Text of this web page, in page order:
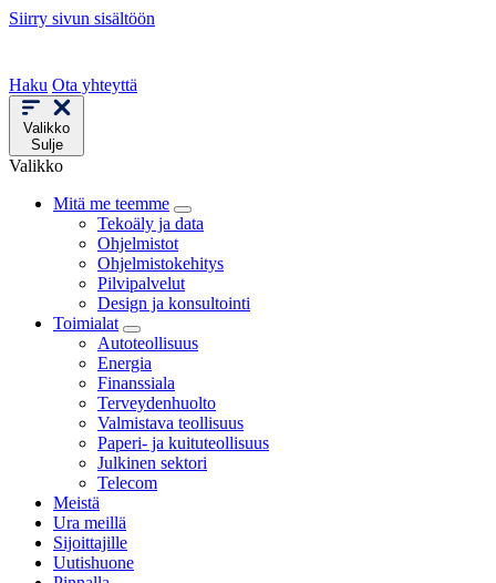
Siirry sivun sisältöön
Haku Ota yhteyttä
Valikko
Sulje
Valikko
Mitä me teemme
Tekoäly ja data
Ohjelmistot
Ohjelmistokehitys
Pilvipalvelut
Design ja konsultointi
Toimialat
Autoteollisuus
Energia
Finanssiala
Terveydenhuolto
Valmistava teollisuus
Paperi- ja kuituteollisuus
Julkinen sektori
Telecom
Meistä
Ura meillä
Sijoittajille
Uutishuone